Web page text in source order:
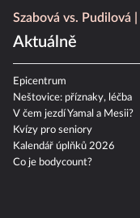
Szabová vs. Pudilová
Aktuálně
Epicentrum
Neštovice: příznaky, léčba
V čem jezdí Yamal a Mesii?
Kvízy pro seniory
Kalendář úplňků 2026
Co je bodycount?